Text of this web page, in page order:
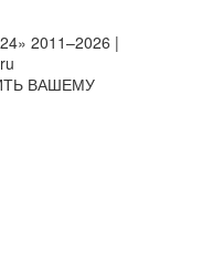
2011–2026 |
ВАШЕМУ